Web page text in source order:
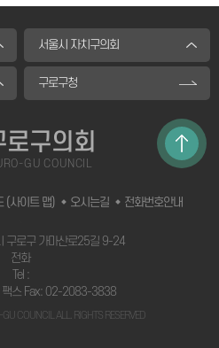
서울시 자치구의회
구로구청
로구의회
GU COUNCIL
(사이트 맵) 오시는길
전화번호안내
구로구 가마산로25길 9-24
전화
Tel :
스 Fax: 02-2083-3838
COUNCIL ALL. RIGHTS RESERVED